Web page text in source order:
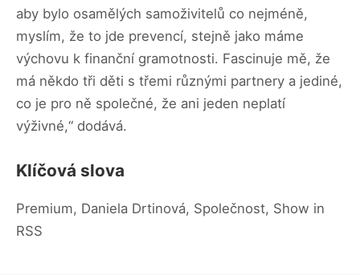
aby bylo osamělých samoživitelů co nejméně,
myslím, že to jde prevencí, stejně jako máme
výchovu k finanční gramotnosti. Fascinuje mě, že
má někdo tři děti s třemi různými partnery a jediné,
co je pro ně společné, že ani jeden neplatí
výživné,“ dodává.
Klíčová slova
Premium, Daniela Drtinová, Společnost, Show in
RSS